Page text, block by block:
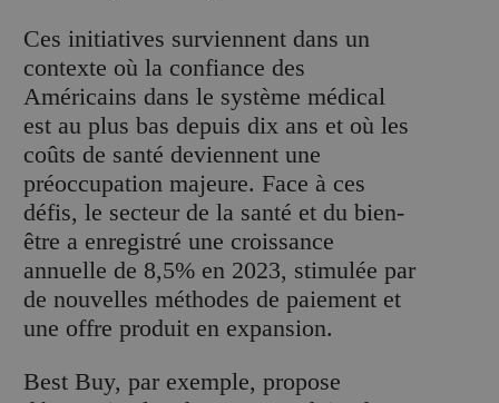
Ces initiatives surviennent dans un
contexte où la confiance des
Américains dans le système médical
est au plus bas depuis dix ans et où les
coûts de santé deviennent une
préoccupation majeure. Face à ces
défis, le secteur de la santé et du bien-
être a enregistré une croissance
annuelle de 8,5% en 2023, stimulée par
de nouvelles méthodes de paiement et
une offre produit en expansion.
Best Buy, par exemple, propose